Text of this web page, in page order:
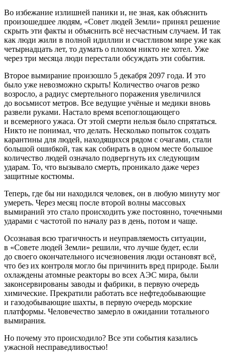
Во избежание излишней паники и, не зная, как объяснить
произошедшее людям, «Совет людей Земли» принял решение
скрыть эти факты и объяснить всё несчастным случаем. И так
как люди жили в полной идиллии и счастливом мире уже как
четырнадцать лет, то думать о плохом никто не хотел. Уже
через три месяца люди перестали обсуждать эти события.
Второе вымирание произошло 5 декабря 2097 года. И это
было уже невозможно скрыть! Количество очагов резко
возросло, а радиус смертельного поражения увеличился
до восьмисот метров. Все ведущие учёные и медики вновь
развели руками. Настало время всепоглощающего
и всемерного ужаса. От этой смерти нельзя было спрятаться.
Никто не понимал, что делать. Несколько попыток создать
карантины для людей, находящихся рядом с очагами, стали
большой ошибкой, так как собирать в одном месте большое
количество людей означало подвергнуть их следующим
ударам. То, что вызывало смерть, проникало даже через
защитные костюмы.
Теперь, где бы ни находился человек, он в любую минуту мог
умереть. Через месяц после второй волны массовых
вымираний это стало происходить уже постоянно, точечными
ударами с частотой по началу раз в день, потом и чаще.
Осознавая всю трагичность и неуправляемость ситуации,
в «Совете людей Земли» решили, что лучше будет, если
до своего окончательного исчезновения люди остановят всё,
что без их контроля могло бы причинить вред природе. Были
охлаждены атомные реакторы во всех АЭС мира, были
законсервированы заводы и фабрики, в первую очередь
химические. Прекратили работать все нефтедобывающие
и газодобывающие шахты, в первую очередь морские
платформы. Человечество замерло в ожидании тотального
вымирания.
Но почему это происходило? Все эти события казались
ужасной несправедливостью!